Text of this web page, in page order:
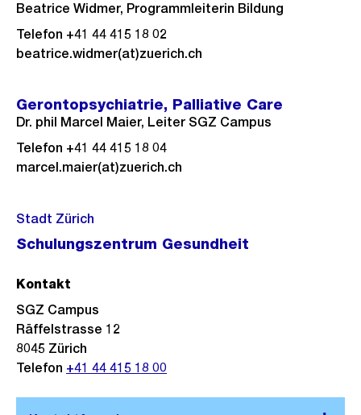
Beatrice Widmer, Programmleiterin Bildung
Telefon +41 44 415 18 02
beatrice.widmer(at)zuerich.ch
Gerontopsychiatrie, Palliative Care
Dr. phil Marcel Maier, Leiter SGZ Campus
Telefon +41 44 415 18 04
marcel.maier(at)zuerich.ch
Stadt Zürich
Schulungszentrum Gesundheit
Kontakt
SGZ Campus
Räffelstrasse 12
8045 Zürich
Telefon +41 44 415 18 00